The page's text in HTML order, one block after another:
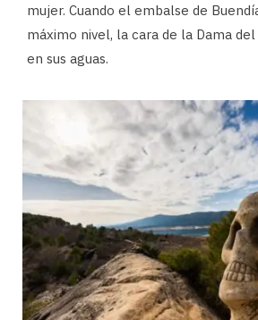
mujer. Cuando el embalse de
máximo nivel, la cara de la Dama
en sus aguas.